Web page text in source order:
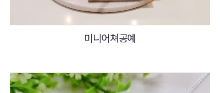
미니어쳐공예